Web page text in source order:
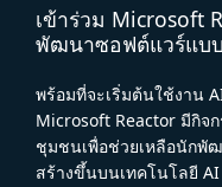
เข้าร่วม Microsoft
พัฒนาซอฟต์แวร์แบ
พร้อมที่จะเริ่มต้นใช้งาน
Microsoft Reactor มีกิจ
ชุมชนเพื่อช่วยเหลือนักพั
สร้างขึ้นบนเทคโนโลยี